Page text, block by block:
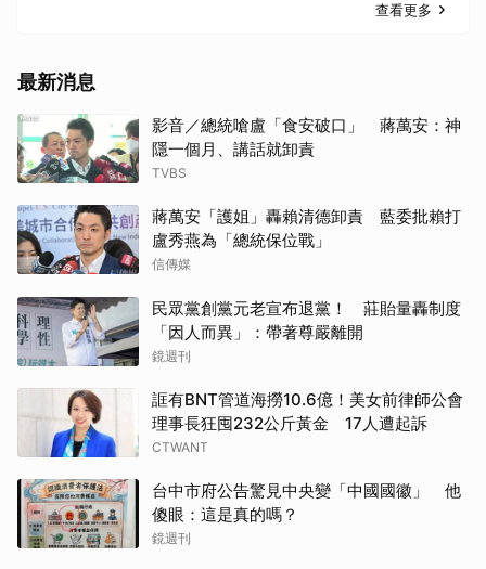
查看更多
最新消息
影音／總統嗆盧「食安破口」 蔣萬安：神
隱一個月、講話就卸責
TVBS
蔣萬安「護姐」轟賴清德卸責 藍委批賴打
盧秀燕為「總統保位戰」
信傳媒
民眾黨創黨元老宣布退黨！ 莊貽量轟制度
「因人而異」：帶著尊嚴離開
鏡週刊
誆有BNT管道海撈10.6億！美女前律師公會
理事長狂囤232公斤黃金 17人遭起訴
CTWANT
台中市府公告驚見中央變「中國國徽」 他
傻眼：這是真的嗎？
鏡週刊